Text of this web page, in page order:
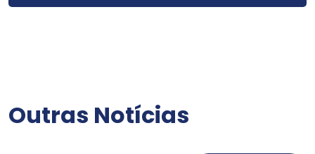
Outras Notícias